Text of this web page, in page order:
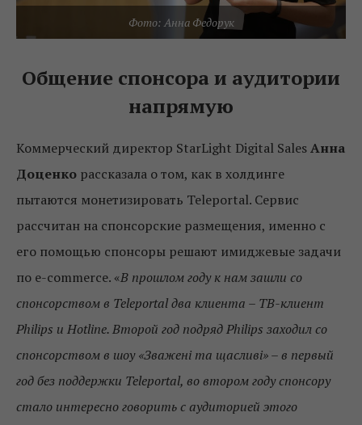
Фото: Анна Федорук
Общение спонсора и аудитории
напрямую
Коммерческий директор StarLight Digital SalesАнна
Доценко рассказала о том, как в холдинге
пытаются монетизировать Teleportal. Сервис
рассчитан на спонсорские размещения, именно с
его помощью спонсоры решают имиджевые задачи
по e-commerce. «В прошлом году к нам зашли со
спонсорством в Teleportal два клиента – ТВ-клиент
Philips и Hotline. Второй год подряд Philips заходил со
спонсорством в шоу «Зважені та щасливі» – в первый
год без поддержки Teleportal, во втором году спонсору
стало интересно говорить с аудиторией этого